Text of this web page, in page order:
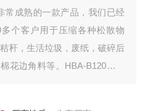
个客户用于压缩各种松散物
秆，生活垃圾，废纸，破碎后
花边角料等。HBA-B120配置